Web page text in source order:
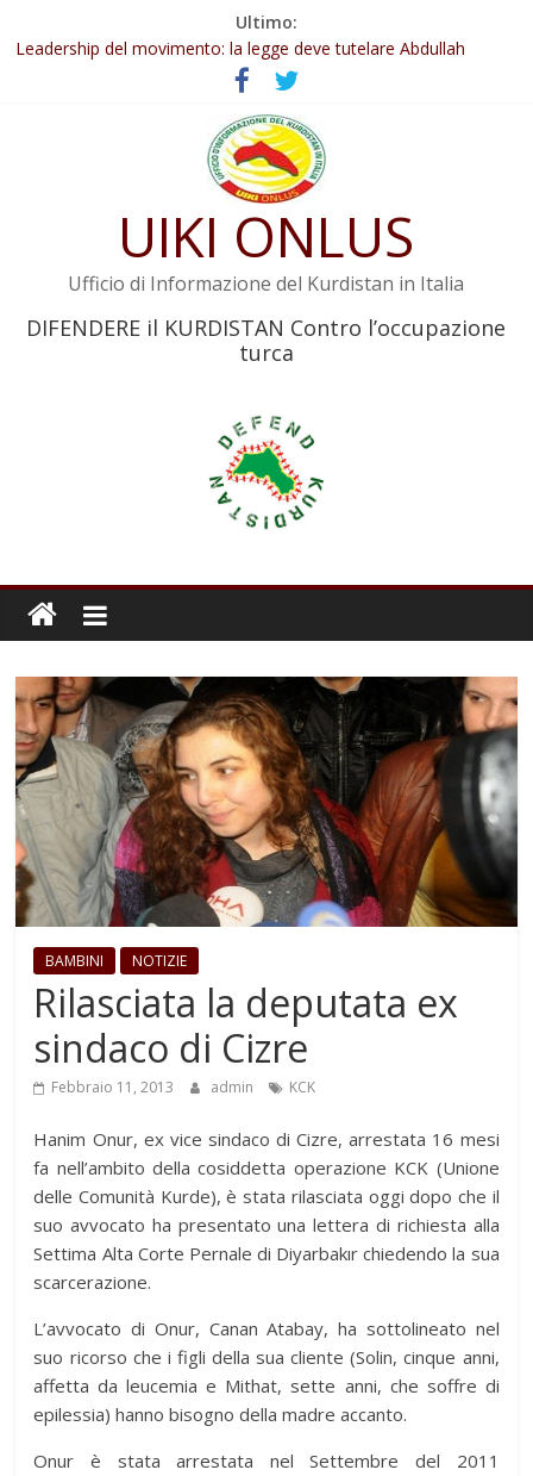
Ultimo:
Abdullah Öcalan: Le legge negativa deve essere trasformata in
legge positiva
Leadership del movimento: la legge deve tutelare Abdullah
Commissione donne del KNK: Şengal è di nuovo sotto minaccia
Non tenere conto della situazione di Rêber Apo ostacolerebbe
Il KNK chiede un’azione internazionale contro i crimini di guerra
UIKI ONLUS
Ufficio di Informazione del Kurdistan in Italia
DIFENDERE il KURDISTAN Contro l’occupazione
turca
BAMBINI NOTIZIE
Rilasciata la deputata ex
sindaco di Cizre
Febbraio 11, 2013 admin KCK
Hanim Onur, ex vice sindaco di Cizre, arrestata 16 mesi
fa nell’ambito della cosiddetta operazione KCK (Unione
delle Comunità Kurde), è stata rilasciata oggi dopo che il
suo avvocato ha presentato una lettera di richiesta alla
Settima Alta Corte Pernale di Diyarbakır chiedendo la sua
scarcerazione.
L’avvocato di Onur, Canan Atabay, ha sottolineato nel
suo ricorso che i figli della sua cliente (Solin, cinque anni,
affetta da leucemia e Mithat, sette anni, che soffre di
epilessia) hanno bisogno della madre accanto.
Onur è stata arrestata nel Settembre del 2011